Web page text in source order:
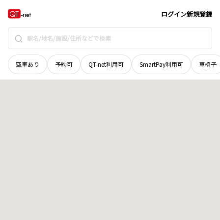
ログイン新規登録
空車あり 予約可 QT-net利用可 SmartPay利用可 車椅子
栃木県